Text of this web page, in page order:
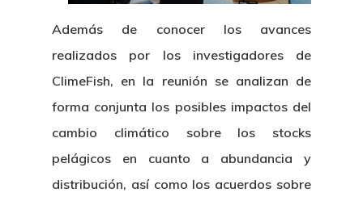
Además de conocer los avances
realizados por los investigadores de
ClimeFish, en la reunión se analizan de
forma conjunta los posibles impactos del
cambio climático sobre los stocks
pelágicos en cuanto a abundancia y
distribución, así como los acuerdos sobre